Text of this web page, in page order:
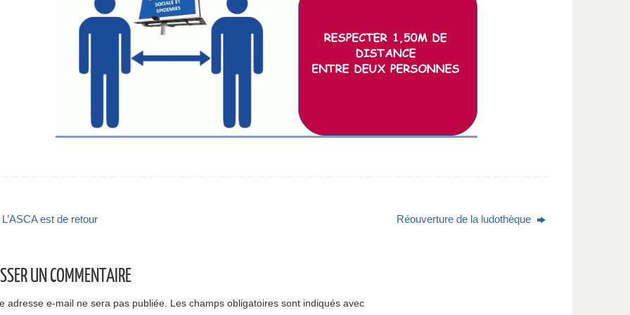
L’ASCA est de retour Réouverture de la ludothèque
UN COMMENTAIRE
adresse e-mail ne sera pas publiée. Les champs obligatoires sont indiqués avec